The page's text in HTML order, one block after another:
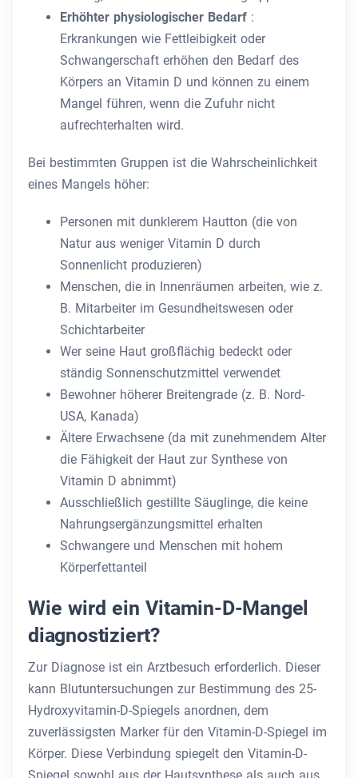
Erhöhter physiologischer Bedarf :
Erkrankungen wie Fettleibigkeit oder
Schwangerschaft erhöhen den Bedarf des
Körpers an Vitamin D und können zu einem
Mangel führen, wenn die Zufuhr nicht
aufrechterhalten wird.
Bei bestimmten Gruppen ist die Wahrscheinlichkeit
eines Mangels höher:
Personen mit dunklerem Hautton (die von
Natur aus weniger Vitamin D durch
Sonnenlicht produzieren)
Menschen, die in Innenräumen arbeiten, wie z.
B. Mitarbeiter im Gesundheitswesen oder
Schichtarbeiter
Wer seine Haut großflächig bedeckt oder
ständig Sonnenschutzmittel verwendet
Bewohner höherer Breitengrade (z. B. Nord-
USA, Kanada)
Ältere Erwachsene (da mit zunehmendem Alter
die Fähigkeit der Haut zur Synthese von
Vitamin D abnimmt)
Ausschließlich gestillte Säuglinge, die keine
Nahrungsergänzungsmittel erhalten
Schwangere und Menschen mit hohem
Körperfettanteil
Wie wird ein Vitamin-D-Mangel
diagnostiziert?
Zur Diagnose ist ein Arztbesuch erforderlich. Dieser
kann Blutuntersuchungen zur Bestimmung des 25-
Hydroxyvitamin-D-Spiegels anordnen, dem
zuverlässigsten Marker für den Vitamin-D-Spiegel im
Körper. Diese Verbindung spiegelt den Vitamin-D-